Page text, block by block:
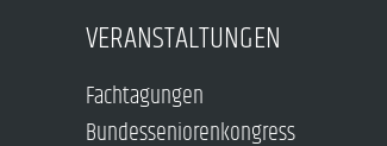
VERANSTALTUNGEN
Fachtagungen
Bundesseniorenkongress